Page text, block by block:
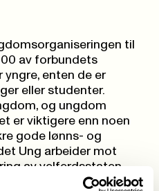
til
av forbundets
yngre, enten de er
eller studenter.
og ungdom
er viktigere enn noen
gode lønns- og
Ung arbeider mot
av velferdsstaten.